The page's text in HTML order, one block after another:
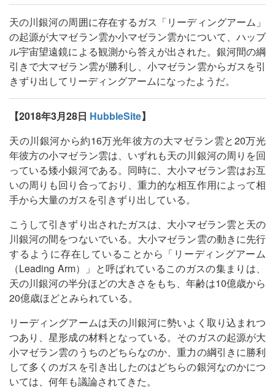
天の川銀河の周囲に存在するガス「リーディングアーム」
の起源が大マゼラン雲か小マゼラン雲かについて、ハッブ
ル宇宙望遠鏡による観測から答えが出された。銀河間の綱
引きで大マゼラン雲が勝利し、小マゼラン雲からガスを引
きずり出してリーディングアームになったようだ。
【2018年3月28日 HubbleSite】
天の川銀河から約16万光年彼方の大マゼラン雲と20万光
年彼方の小マゼラン雲は、いずれも天の川銀河の周りを回
っている矮小銀河である。同時に、大小マゼラン雲はお互
いの周りも回り合っており、重力的な相互作用によって相
手から大量のガスを引きずり出している。
こうして引きずり出されたガスは、大小マゼラン雲と天の
川銀河の間をつないでいる。大小マゼラン雲の動きに先行
するように存在していることから「リーディングアーム
（Leading Arm）」と呼ばれているこのガスの集まりは、
天の川銀河の半分ほどの大きさをもち、年齢は10億歳から
20億歳ほどとみられている。
リーディングアームは天の川銀河に勢いよく取り込まれつ
つあり、星形成の材料となっている。そのガスの起源が大
小マゼラン雲のうちのどちらなのか、重力の綱引きに勝利
して多くのガスを引き出したのはどちらの銀河なのかにつ
いては、何年も議論されてきた。